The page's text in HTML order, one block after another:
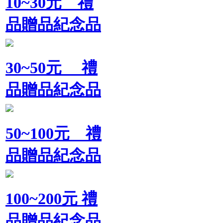
品贈品紀念品
30~50元 禮
品贈品紀念品
50~100元 禮
品贈品紀念品
100~200元 禮